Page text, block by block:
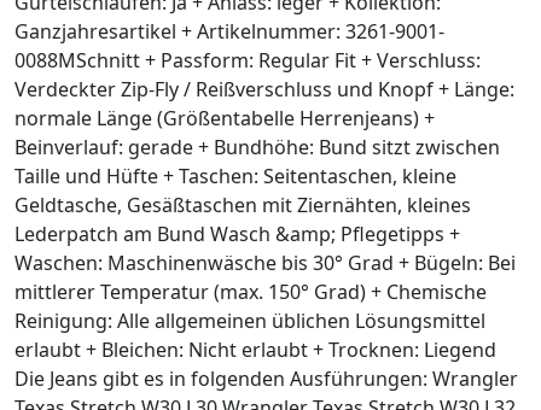
Ganzjahresartikel + Artikelnummer: 3261-9001-
0088MSchnitt + Passform: Regular Fit + Verschluss:
Verdeckter Zip-Fly / Reißverschluss und Knopf + Länge:
normale Länge (Größentabelle Herrenjeans) +
Beinverlauf: gerade + Bundhöhe: Bund sitzt zwischen
Taille und Hüfte + Taschen: Seitentaschen, kleine
Geldtasche, Gesäßtaschen mit Ziernähten, kleines
Lederpatch am Bund Wasch &amp; Pflegetipps +
Waschen: Maschinenwäsche bis 30° Grad + Bügeln: Bei
mittlerer Temperatur (max. 150° Grad) + Chemische
Reinigung: Alle allgemeinen üblichen Lösungsmittel
erlaubt + Bleichen: Nicht erlaubt + Trocknen: Liegend
Die Jeans gibt es in folgenden Ausführungen: Wrangler